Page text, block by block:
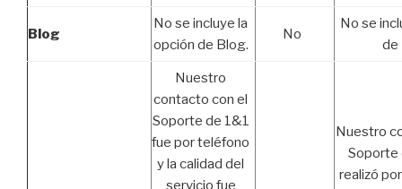
Blog
No se incluye la
opción de Blog.
No
No se
de
Nuestro
contacto con el
Soporte de 1&1
fue por teléfono
y la calidad del
servicio fue
Nuestro
Soporte
realizó